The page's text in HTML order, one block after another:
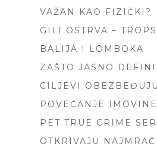
VAŽAN KAO FIZIČKI?
GILI OSTRVA –
BALIJA I LOMBOKA
ZAŠTO JASNO
CILJEVI
POVEĆANJE
PET TRUE CRIME
OTKRIVAJU